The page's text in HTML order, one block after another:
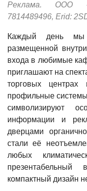
Реклама. ООО
7814489496, Erid:
Каждый день
размещенной
входа в любимые
приглашают на
торговых
профильные
символизируют
информации и
дверцами
стали её
любых
компактный дизайн